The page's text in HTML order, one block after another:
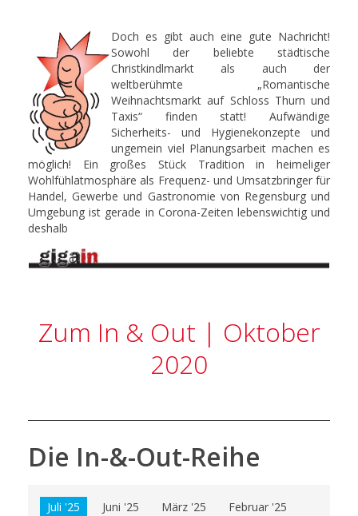
Doch es gibt auch eine gute Nachricht!
Sowohl der beliebte städtische
Christkindlmarkt als auch der
weltberühmte „Romantische
Weihnachtsmarkt auf Schloss Thurn und
Taxis“ finden statt! Aufwändige
Sicherheits- und Hygienekonzepte und
ungemein viel Planungsarbeit machen es
möglich! Ein großes Stück Tradition in heimeliger
Wohlfühlatmosphäre als Frequenz- und Umsatzbringer für
Handel, Gewerbe und Gastronomie von Regensburg und
Umgebung ist gerade in Corona-Zeiten lebenswichtig und
deshalb
Zum In & Out | Oktober
2020
Die In-&-Out-Reihe
Juli '25 Juni '25 März '25
Februar '25